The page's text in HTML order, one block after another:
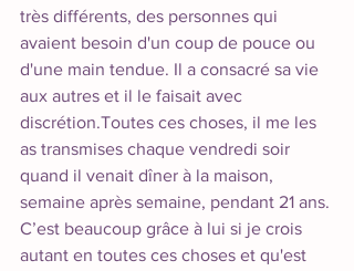
très différents, des personnes qui
avaient besoin d'un coup de pouce ou
d'une main tendue. Il a consacré sa vie
aux autres et il le faisait avec
discrétion.Toutes ces choses, il me les
as transmises chaque vendredi soir
quand il venait dîner à la maison,
semaine après semaine, pendant 21 ans.
C’est beaucoup grâce à lui si je crois
autant en toutes ces choses et qu'est